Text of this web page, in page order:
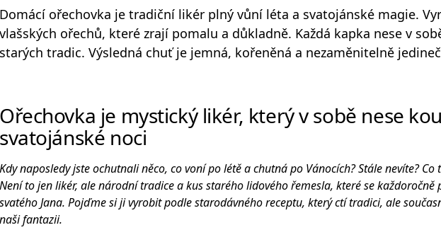
Domácí ořechovka je tradiční likér plný vůní léta a svatojánské magie.
vlašských ořechů, které zrají pomalu a důkladně. Každá kapka nese v
starých tradic. Výsledná chuť je jemná, kořeněná a nezaměnitelně
Ořechovka je mystický likér, který v sobě nese
svatojánské noci
Kdy naposledy jste ochutnali něco, co voní po létě a chutná po Vánocích? Stále nevíte? Co
Není to jen likér, ale národní tradice a kus starého lidového řemesla, které se
svatého Jana. Pojďme si ji vyrobit podle starodávného receptu, který ctí tradici, ale
naši fantazii.